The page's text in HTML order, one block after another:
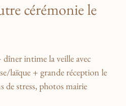
cérémonie le
intime la veille avec
laïque + grande réception le
de stress, photos mairie